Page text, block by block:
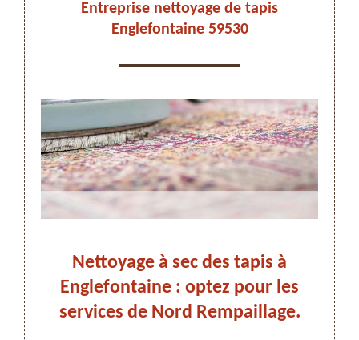
Entreprise nettoyage de tapis
Englefontaine 59530
à
Nettoyage à sec des tapis à
Englefontaine : optez pour les
services de Nord Rempaillage.